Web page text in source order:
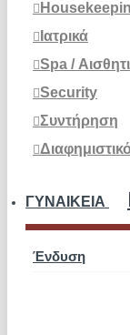
Ιατρικά
Spa /
Security
Συντήρηση
ΓΥΝΑΙΚΕΊΑ
Ένδυση